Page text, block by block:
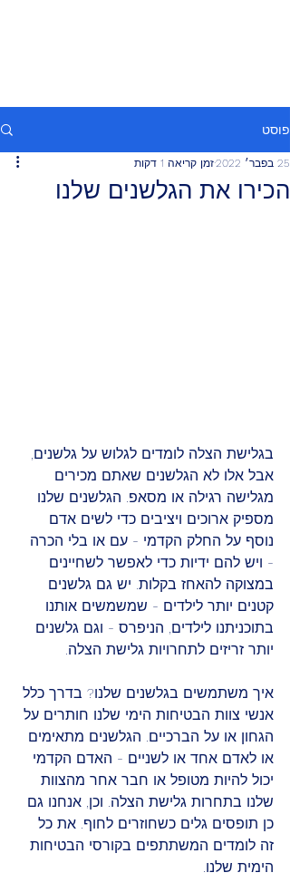
פוסט
הכירו את הגלשנים שלנו
25 בפבר׳ 2022 זמן קריאה 1 דקות
בגלישת הצלה לומדים לגלוש על גלשנים,
אבל אלו לא הגלשנים שאתם מכירים
מגלישה רגילה או מסאפ. הגלשנים שלנו
מספיק ארוכים ויציבים כדי לשים אדם
נוסף על החלק הקדמי - עם או בלי הכרה
- ויש להם ידיות כדי לאפשר לשחיינים
במצוקה להאחז בקלות. יש גם גלשנים
קטנים יותר לילדים - שמשמשים אותנו
בתוכניתנו לילדים, הניפרס - וגם גלשנים
יותר זריזים לתחרויות גלישת הצלה.
איך משתמשים בגלשנים שלנו? בדרך כלל
אנשי צוות הבטיחות הימי שלנו חותרים על
הגחון או על הברכיים. הגלשנים מתאימים
או לאדם אחד או לשניים - האדם הקדמי
יכול להיות מטופל או חבר אחר מהצוות
שלנו בתחרות גלישת הצלה. וכן, אנחנו גם
כן תופסים גלים כשחוזרים לחוף. את כל
זה לומדים המשתתפים בקורסי הבטיחות
הימית שלנו.